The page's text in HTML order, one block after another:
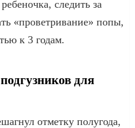
следить за
«проветривание» попы,
к 3 годам.
для
отметку полугода,